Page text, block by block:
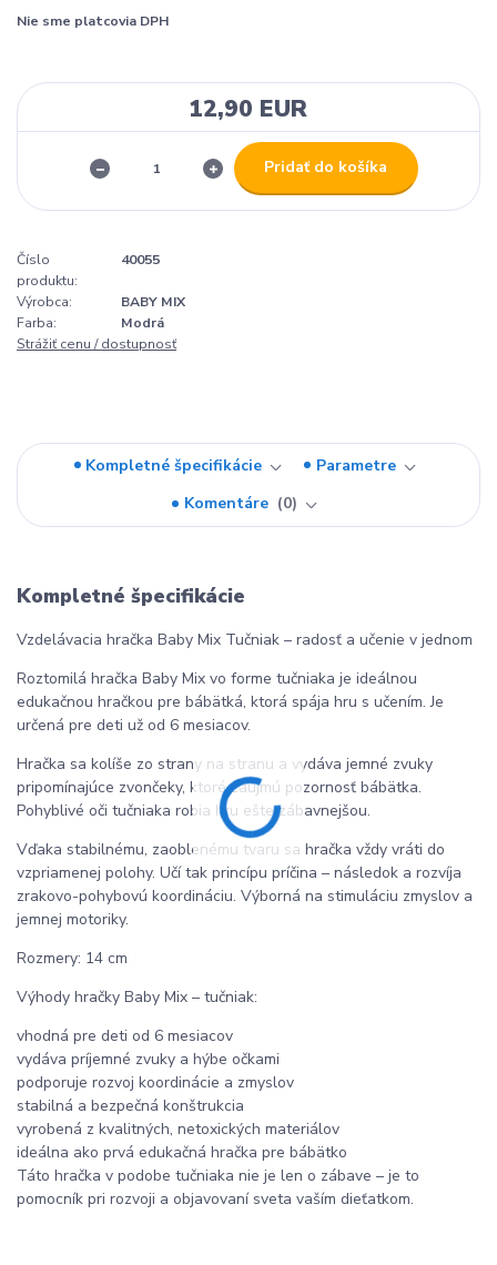
Nie sme platcovia DPH
12,90 EUR
Pridať do košíka
Číslo
produktu:
40055
Výrobca:
BABY MIX
Farba:
Modrá
Strážiť cenu / dostupnosť
Kompletné špecifikácie
Parametre
Komentáre
0
Kompletné špecifikácie
Vzdelávacia hračka Baby Mix Tučniak – radosť a učenie v jednom
Roztomilá hračka Baby Mix vo forme tučniaka je ideálnou
edukačnou hračkou pre bábätká, ktorá spája hru s učením. Je
určená pre deti už od 6 mesiacov.
Hračka sa kolíše zo strany na stranu a vydáva jemné zvuky
pripomínajúce zvončeky, ktoré zaujmú pozornosť bábätka.
Pohyblivé oči tučniaka robia hru ešte zábavnejšou.
Vďaka stabilnému, zaoblenému tvaru sa hračka vždy vráti do
vzpriamenej polohy. Učí tak princípu príčina – následok a rozvíja
zrakovo-pohybovú koordináciu. Výborná na stimuláciu zmyslov a
jemnej motoriky.
Rozmery: 14 cm
Výhody hračky Baby Mix – tučniak:
vhodná pre deti od 6 mesiacov
vydáva príjemné zvuky a hýbe očkami
podporuje rozvoj koordinácie a zmyslov
stabilná a bezpečná konštrukcia
vyrobená z kvalitných, netoxických materiálov
ideálna ako prvá edukačná hračka pre bábätko
Táto hračka v podobe tučniaka nie je len o zábave – je to
pomocník pri rozvoji a objavovaní sveta vaším dieťatkom.